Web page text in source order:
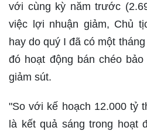
với cùng kỳ năm trước
việc lợi nhuận giảm, Chủ
hay do quý I đã có một
đó hoạt động bán chéo bảo
giảm sút.
"So với kế hoạch 12.000 tỷ
là kết quả sáng trong hoạt